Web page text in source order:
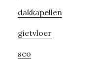
dakkapellen
gietvloer
seo